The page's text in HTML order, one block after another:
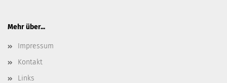
Mehr über...
Impressum
Kontakt
Links